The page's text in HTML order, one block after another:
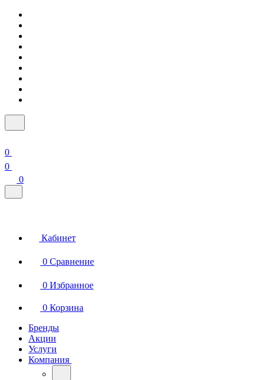
0
0
0
Кабинет
0 Сравнение
0 Избранное
0 Корзина
Бренды
Акции
Услуги
Компания